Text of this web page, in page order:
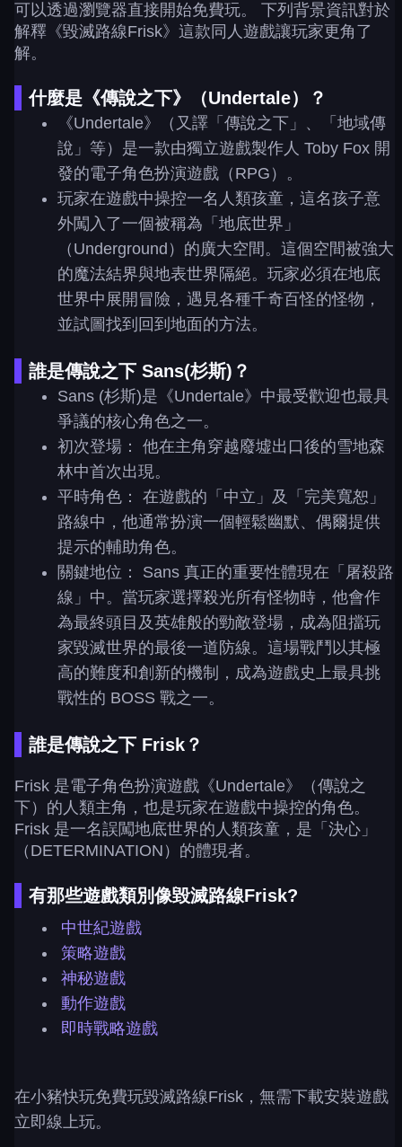
可以透過瀏覽器直接開始免費玩。 下列背景資訊對於
解釋《毀滅路線Frisk》這款同人遊戲讓玩家更角了
解。
什麼是《傳說之下》（Undertale）？
《Undertale》（又譯「傳說之下」、「地域傳
說」等）是一款由獨立遊戲製作人 Toby Fox 開
發的電子角色扮演遊戲（RPG）。
玩家在遊戲中操控一名人類孩童，這名孩子意
外闖入了一個被稱為「地底世界」
（Underground）的廣大空間。這個空間被強大
的魔法結界與地表世界隔絕。玩家必須在地底
世界中展開冒險，遇見各種千奇百怪的怪物，
並試圖找到回到地面的方法。
誰是傳說之下 Sans(杉斯)？
Sans (杉斯)是《Undertale》中最受歡迎也最具
爭議的核心角色之一。
初次登場： 他在主角穿越廢墟出口後的雪地森
林中首次出現。
平時角色： 在遊戲的「中立」及「完美寬恕」
路線中，他通常扮演一個輕鬆幽默、偶爾提供
提示的輔助角色。
關鍵地位： Sans 真正的重要性體現在「屠殺路
線」中。當玩家選擇殺光所有怪物時，他會作
為最終頭目及英雄般的勁敵登場，成為阻擋玩
家毀滅世界的最後一道防線。這場戰鬥以其極
高的難度和創新的機制，成為遊戲史上最具挑
戰性的 BOSS 戰之一。
誰是傳說之下 Frisk？
Frisk 是電子角色扮演遊戲《Undertale》（傳說之
下）的人類主角，也是玩家在遊戲中操控的角色。
Frisk 是一名誤闖地底世界的人類孩童，是「決心」
（DETERMINATION）的體現者。
有那些遊戲類別像毀滅路線Frisk?
中世紀遊戲
策略遊戲
神秘遊戲
動作遊戲
即時戰略遊戲
在小豬快玩免費玩毀滅路線Frisk，無需下載安裝遊戲
立即線上玩。